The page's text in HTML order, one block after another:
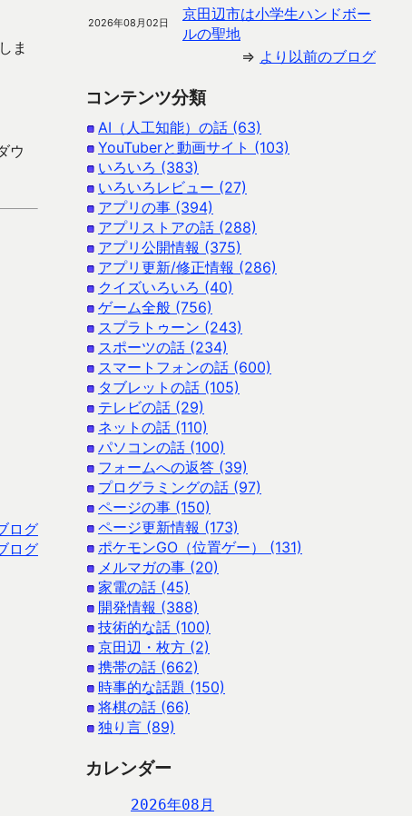
ま
ウ
ログ
ログ
2026年08月02日
京田辺市は小学生ハンドボー
ルの聖地
⇒ より以前のブログ
コンテンツ分類
AI（人工知能）の話 (63)
YouTuberと動画サイト (103)
いろいろ (383)
いろいろレビュー (27)
アプリの事 (394)
アプリストアの話 (288)
アプリ公開情報 (375)
アプリ更新/修正情報 (286)
クイズいろいろ (40)
ゲーム全般 (756)
スプラトゥーン (243)
スポーツの話 (234)
スマートフォンの話 (600)
タブレットの話 (105)
テレビの話 (29)
ネットの話 (110)
パソコンの話 (100)
フォームへの返答 (39)
プログラミングの話 (97)
ページの事 (150)
ページ更新情報 (173)
ポケモンGO（位置ゲー） (131)
メルマガの事 (20)
家電の話 (45)
開発情報 (388)
技術的な話 (100)
京田辺・枚方 (2)
携帯の話 (662)
時事的な話題 (150)
将棋の話 (66)
独り言 (89)
カレンダー
2026年08月